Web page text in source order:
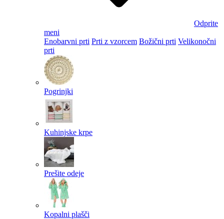
Odprite
meni
Enobarvni prti Prti z vzorcem Božični prti Velikonočni
prti​
Pogrinjki
Kuhinjske krpe
Prešite odeje
Kopalni plašči